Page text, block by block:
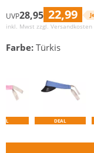
UVP28,95 22,99
inkl. Mwst zzgl. Versandkosten
Farbe: Türkis
DEAL